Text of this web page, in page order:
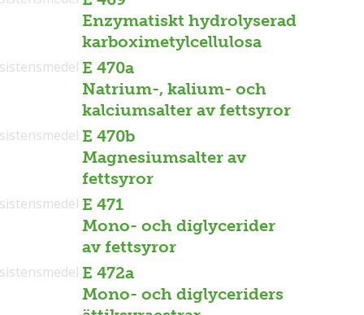
Enzymatiskt hydrolyserad
karboximetylcellulosa
E 470a
Natrium-, kalium- och
kalciumsalter av fettsyror
E 470b
Magnesiumsalter av
fettsyror
E 471
Mono- och diglycerider
av fettsyror
E 472a
Mono- och diglyceriders